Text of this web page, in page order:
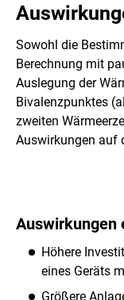
Sowohl die
Berechnung mit
Auslegung der
Bivalenzpunktes
zweiten
Auswirkungen auf
Auswirkungen
Höhere
eines Geräts
Größere